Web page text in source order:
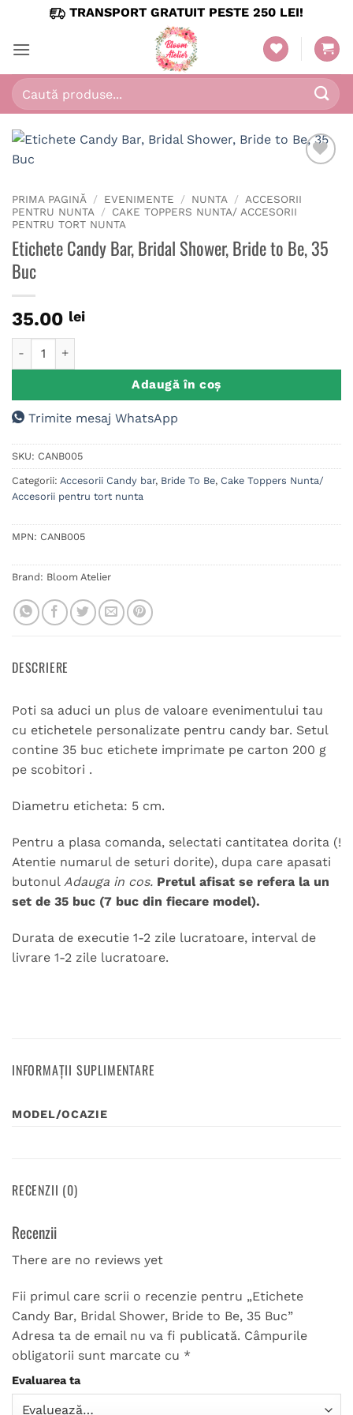
content
TRANSPORT GRATUIT PESTE 250 LEI!
Caută
după:
PRIMA PAGINĂ / EVENIMENTE / NUNTA / ACCESORII
PENTRU NUNTA
/ CAKE TOPPERS NUNTA/ ACCESORII
PENTRU TORT NUNTA
Etichete Candy Bar, Bridal Shower, Bride to Be, 35
Buc
35.00 lei
Adaugă în coș
Trimite mesaj WhatsApp
SKU: CANB005
Categorii: Accesorii Candy bar, Bride To Be, Cake Toppers Nunta/
Accesorii pentru tort nunta
MPN: CANB005
Brand: Bloom Atelier
DESCRIERE
Poti sa aduci un plus de valoare evenimentului tau
cu etichetele personalizate pentru candy bar. Setul
contine 35 buc etichete imprimate pe carton 200 g
pe scobitori .
Diametru eticheta: 5 cm.
Pentru a plasa comanda, selectati cantitatea dorita (!
Atentie numarul de seturi dorite), dupa care apasati
butonul Adauga in cos. Pretul afisat se refera la un
set de 35 buc (7 buc din fiecare model).
Durata de executie 1-2 zile lucratoare, interval de
livrare 1-2 zile lucratoare.
INFORMAȚII SUPLIMENTARE
MODEL/OCAZIE
RECENZII (0)
Recenzii
There are no reviews yet
Fii primul care scrii o recenzie pentru „Etichete
Candy Bar, Bridal Shower, Bride to Be, 35 Buc”
Adresa ta de email nu va fi publicată. Câmpurile
obligatorii sunt marcate cu *
Evaluarea ta